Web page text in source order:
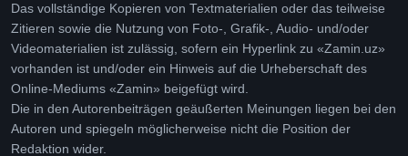
Das vollständige Kopieren von Textmaterialien oder das teilweise
Zitieren sowie die Nutzung von Foto-, Grafik-, Audio- und/oder
Videomaterialien ist zulässig, sofern ein Hyperlink zu «Zamin.uz»
vorhanden ist und/oder ein Hinweis auf die Urheberschaft des
Online-Mediums «Zamin» beigefügt wird.
Die in den Autorenbeiträgen geäußerten Meinungen liegen bei den
Autoren und spiegeln möglicherweise nicht die Position der
Redaktion wider.